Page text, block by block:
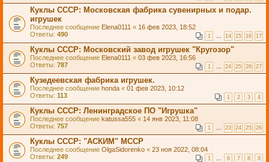
Куклы СССР: Московская фабрика сувенирных и подар.
игрушек
Последнее сообщение Elena0111 « 16 фев 2023, 18:52
Ответы: 490 1 … 14 15 16 17
Куклы СССР: Московский завод игрушек "Кругозор"
Последнее сообщение Elena0111 « 03 фев 2023, 16:56
Ответы: 787 1 … 24 25 26 27
Кузедеевская фабрика игрушек.
Последнее сообщение honda « 01 фев 2023, 10:12
Ответы: 113 1 2 3 4
Куклы СССР: Ленинградское ПО "Игрушка"
Последнее сообщение katussa555 « 14 янв 2023, 11:08
Ответы: 757 1 … 23 24 25 26
Куклы СССР: "АСКИМ" МССР
Последнее сообщение OlgaSidorenko « 23 ноя 2022, 08:04
Ответы: 249 1 … 6 7 8 9